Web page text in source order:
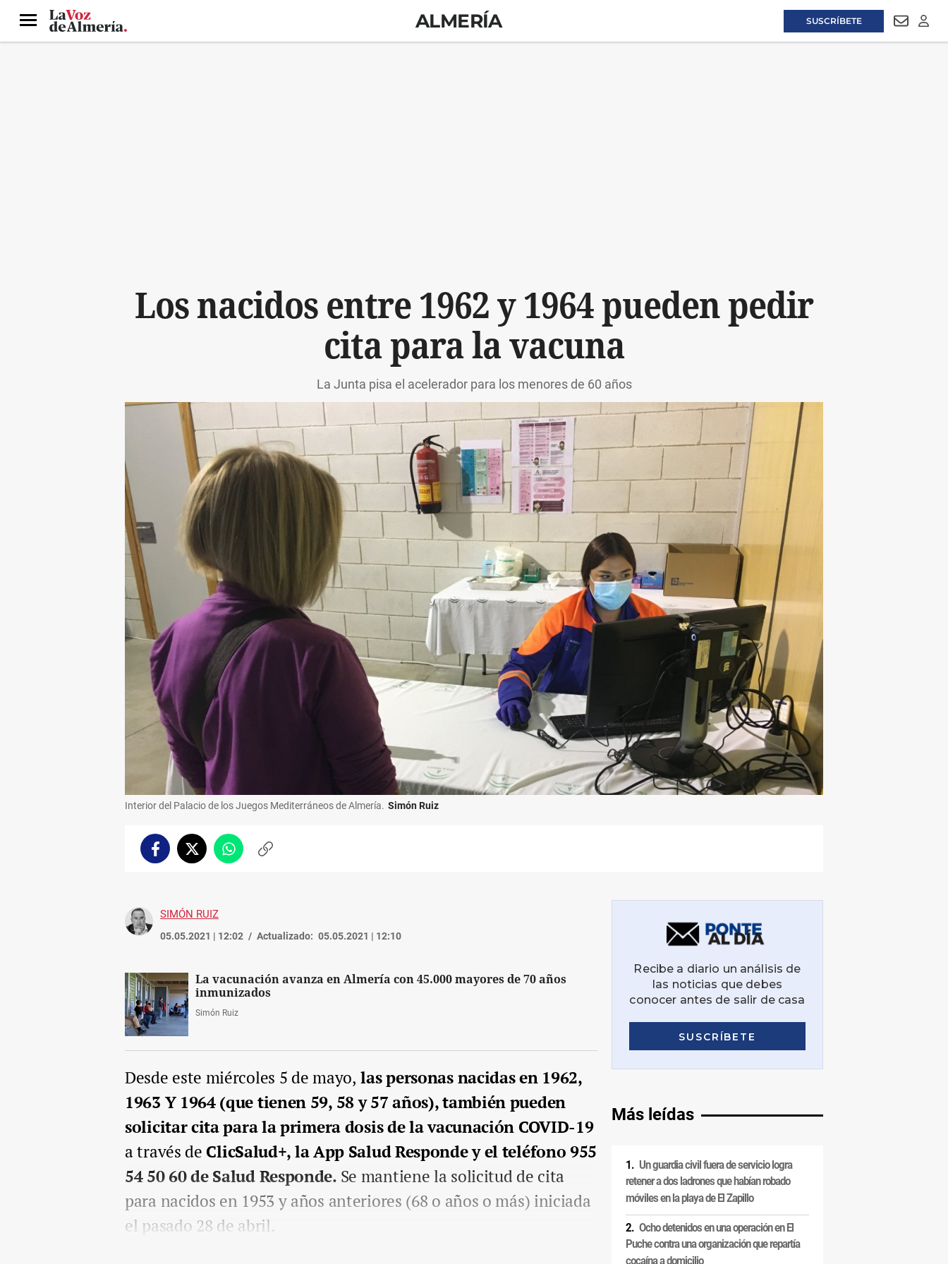
SUSCRÍBETE
Menú ALMERÍA
Los nacidos entre 1962 y 1964 pueden pedir
cita para la vacuna
La Junta pisa el acelerador para los menores de 60 años
Interior del Palacio de los Juegos Mediterráneos de Almería. Simón Ruiz
FacebookTwitterWhatsappCopiar
SIMÓN RUIZ
05.05.2021 | 12:02 Actualizado: 05.05.2021 | 12:10
La vacunación avanza en Almería con 45.000 mayores de 70 años
inmunizados
Simón Ruiz
Desde este miércoles 5 de mayo, las personas nacidas en 1962,
1963 Y 1964 (que tienen 59, 58 y 57 años), también pueden
solicitar cita para la primera dosis de la vacunación COVID-19
a través de ClicSalud+, la App Salud Responde y el teléfono 955
54 50 60 de Salud Responde. Se mantiene la solicitud de cita
para nacidos en 1953 y años anteriores (68 o años o más) iniciada
el pasado 28 de abril.
Más leídas
Un guardia civil fuera de servicio logra
retener a dos ladrones que habían robado
móviles en la playa de El Zapillo
Ocho detenidos en una operación en El
Puche contra una organización que repartía
cocaína a domicilio